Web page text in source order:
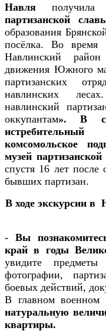
Навля получила
партизанской
образования
посёлка. Во время
Навлинский
движения Южного
партизанских
навлинских
навлинский
оккупантам». В
комсомольское
музей
спустя 16 лет
бывших партизан.
В ходе экскурсии в
- Вы
край в годы
увидите
фотографии,
боевых действий,
В главном военном
натуральную
квартиры.